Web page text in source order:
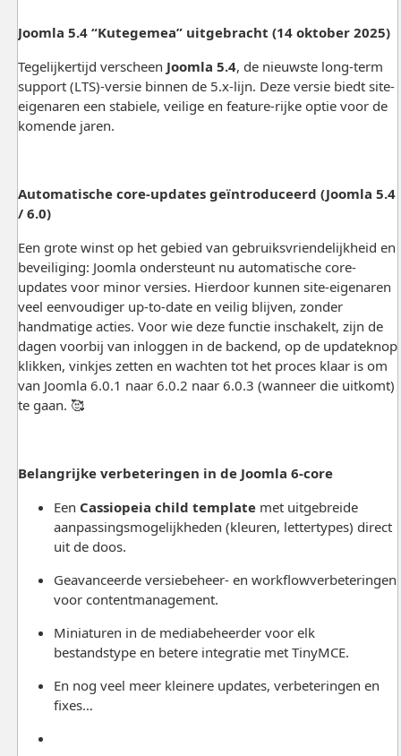
Joomla 5.4 “Kutegemea” uitgebracht (14 oktober 2025)
Tegelijkertijd verscheen Joomla 5.4, de nieuwste long-term
support (LTS)-versie binnen de 5.x-lijn. Deze versie biedt site-
eigenaren een stabiele, veilige en feature-rijke optie voor de
komende jaren.
Automatische core-updates geïntroduceerd (Joomla 5.4
/ 6.0)
Een grote winst op het gebied van gebruiksvriendelijkheid en
beveiliging: Joomla ondersteunt nu automatische core-
updates voor minor versies. Hierdoor kunnen site-eigenaren
veel eenvoudiger up-to-date en veilig blijven, zonder
handmatige acties. Voor wie deze functie inschakelt, zijn de
dagen voorbij van inloggen in de backend, op de updateknop
klikken, vinkjes zetten en wachten tot het proces klaar is om
van Joomla 6.0.1 naar 6.0.2 naar 6.0.3 (wanneer die uitkomt)
te gaan. 🥰
Belangrijke verbeteringen in de Joomla 6-core
Een Cassiopeia child templatemet uitgebreide
aanpassingsmogelijkheden (kleuren, lettertypes) direct
uit de doos.
Geavanceerde versiebeheer- en workflowverbeteringen
voor contentmanagement.
Miniaturen in de mediabeheerder voor elk
bestandstype en betere integratie met TinyMCE.
En nog veel meer kleinere updates, verbeteringen en
fixes…